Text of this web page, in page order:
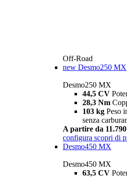
Off-Road
new Desmo250 MX
Desmo250 MX
44,5 CV
28,3 Nm
103 kg Peso
senza
A partire da
configura scopri di
Desmo450 MX
Desmo450 MX
63,5 CV